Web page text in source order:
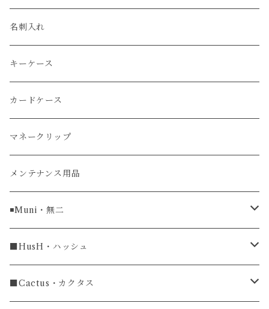
エレファント
アリゲーター
リザード
ガルーシャ（エイ）
牛革
ラグ幅16mm
ラグ幅18mm
ラグ幅19mm
ルミノックス / LUMINOX
エルメス / HERMES
長財布
名刺入れ
キーケース
カードケース
マネークリップ
メンテナンス用品
◾️Muni・無二
長財布
長財布
名刺入れ
■HusH・ハッシュ
ラウンドファスナー
■Cactus・カクタス